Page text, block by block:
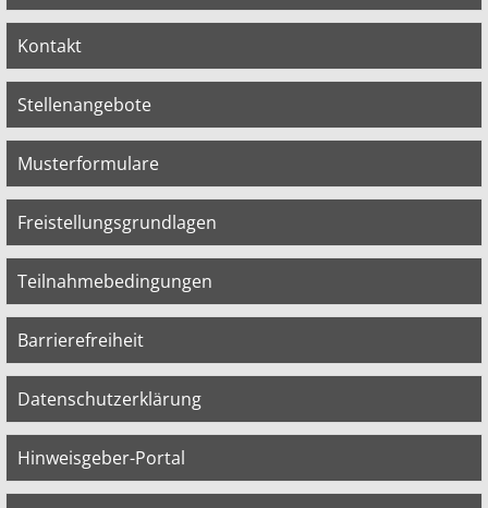
Kontakt
Stellenangebote
Musterformulare
Freistellungsgrundlagen
Teilnahmebedingungen
Barrierefreiheit
Datenschutzerklärung
Hinweisgeber-Portal